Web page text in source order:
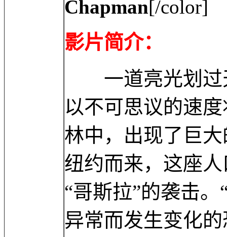
Chapman[/color]
影片简介：
一道亮光划过
以不可思议的速
林中，出现了巨
纽约而来，这座
“哥斯拉”的袭击
异常而发生变化